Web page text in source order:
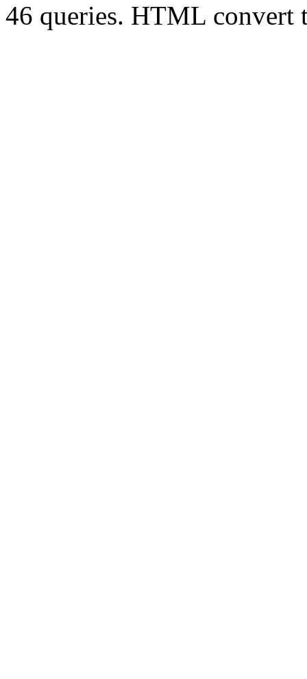
46 queries. HTML convert